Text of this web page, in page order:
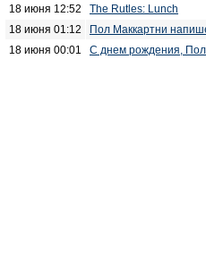
18 июня 12:52
The Rutles: Lunch
18 июня 01:12
Пол Маккартни
18 июня 00:01
С днем рождения,